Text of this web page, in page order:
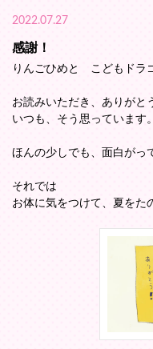
2022.07.27
感謝！
りんごひめと こどもド
お読みいただき、ありがと
いつも、そう思っています。
ほんの少しでも、面白がっ
それでは
お体に気をつけて、夏をた